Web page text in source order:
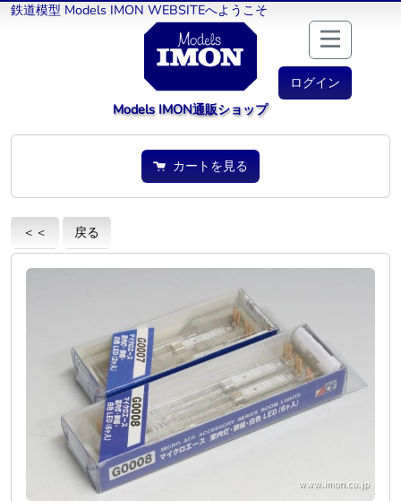
鉄道模型 Models IMON WEBSITEへようこそ
ログイン
Models IMON通販ショップ
カートを見る
＜＜ 戻る